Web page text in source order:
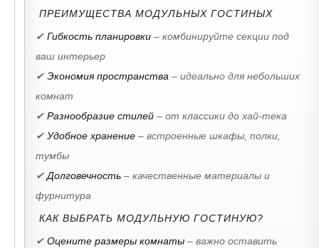
ПРЕИМУЩЕСТВА МОДУЛЬНЫХ ГОСТИНЫХ
✔ Гибкость планировки – комбинируйте секции под
ваш интерьер
✔ Экономия пространства – идеально для небольших
комнат
✔ Разнообразие стилей – от классики до хай-тека
✔ Удобное хранение – встроенные шкафы, полки,
тумбы
✔ Долговечность – качественные материалы и
фурнитура
КАК ВЫБРАТЬ МОДУЛЬНУЮ ГОСТИНУЮ?
✔ Оцените размеры комнаты – важно оставить